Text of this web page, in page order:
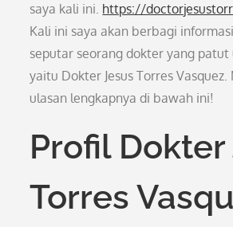
saya kali ini. https://
Kali ini saya akan berbagi
seputar seorang dokter yang
yaitu Dokter Jesus Torres
ulasan lengkapnya di bawah ini!
Profil Dokter
Torres